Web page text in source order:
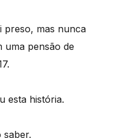
preso, mas nunca
uma pensão de
esta história.
saber.